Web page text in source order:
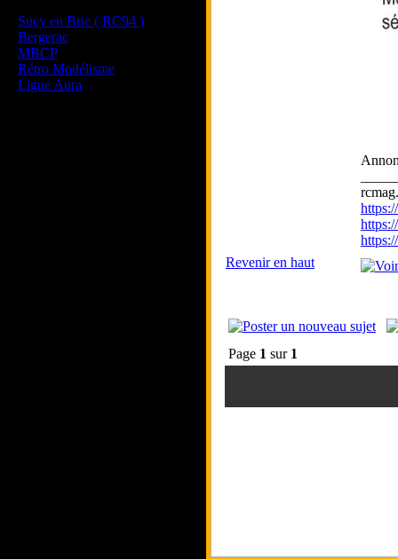
Sucy en Brie ( RC94 )
Bergerac
MBCP
Rétro Modélisme
Ligue Aura
Revenir en haut
Page 1 sur 1